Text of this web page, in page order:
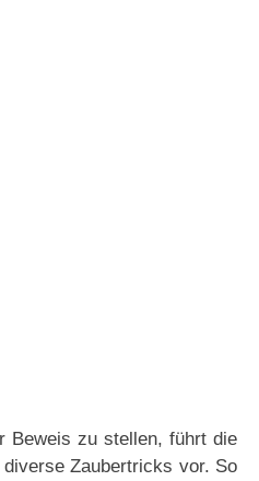
Beweis zu stellen, führt die
Zaubertricks vor. So